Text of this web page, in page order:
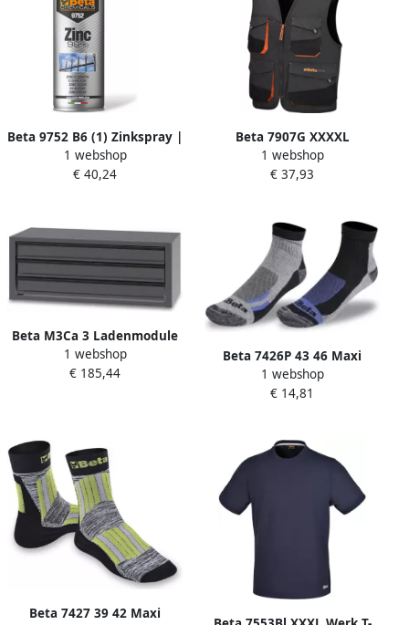
Beta 9752 B6 (1) Zinkspray |
400 ml | 6 Stuks 097520840
1 webshop
€ 40,24
Beta 7907G XXXXL
Werkvest | Grijs 079070807
1 webshop
€ 37,93
Beta M3Ca 3 Ladenmodule
088880485
1 webshop
€ 185,44
Beta 7426P 43 46 Maxi
Sneakersokken | 2 Paar
074260104
1 webshop
€ 14,81
Beta 7427 39 42 Maxi